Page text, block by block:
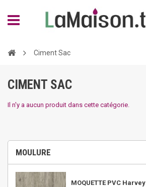
Ciment Sac
MOULURE
MOQUETTE PVC Harvey
CIMENT SAC
Il n'y a aucun produit dans cette catégorie.